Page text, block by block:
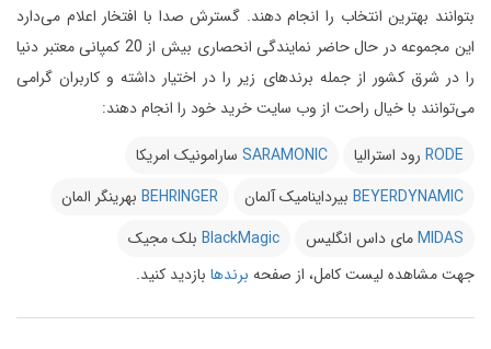
بتوانند بهترین انتخاب را انجام دهند. گسترش صدا با افتخار اعلام می‌دارد
این مجموعه در حال حاضر نمایندگی انحصاری بیش از 20 کمپانی معتبر دنیا
را در شرق کشور از جمله برندهای زیر را در اختیار داشته و کاربران گرامی
می‌توانند با خیال راحت از وب سایت خرید خود را انجام دهند:
RODE رود استرالیا SARAMONIC سارامونیک امریکا
BEYERDYNAMIC بیرداینامیک آلمان BEHRINGER بهرینگر المان
MIDASمای داس انگلیس BlackMagic بلک مجیک
جهت مشاهده لیست کامل، از صفحه برندها بازدید کنید.